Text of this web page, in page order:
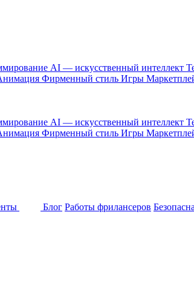
AI — искусственный интеллект
Фирменный стиль Игры
AI — искусственный интеллект
Фирменный стиль Игры
Блог Работы фрилансеров